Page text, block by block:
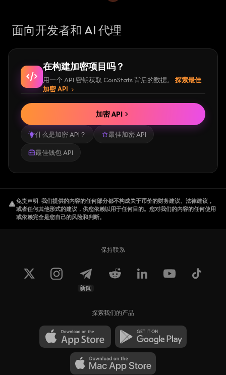
面向开发者和 AI 代理
在构建加密项目吗？
用一个 API 密钥获取 CoinStats 背后的数据。
探索最佳
加密 API
什么是加密 API？ 最佳加密 API
最佳钱包 API
加密 API
免责声明. 我们提供的内容的任何部分都不构成关于币价的财务建议、法律建议，
或者任何其他形式的建议，供您依赖以用于任何目的。您对我们的内容的任何使用
或依赖完全是您自己的风险和判断。
保持联系
新闻
探索我们的产品